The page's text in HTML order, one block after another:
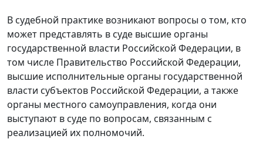
В судебной практике возникают вопросы о том, кто
может представлять в суде высшие органы
государственной власти Российской Федерации, в
том числе Правительство Российской Федерации,
высшие исполнительные органы государственной
власти субъектов Российской Федерации, а также
органы местного самоуправления, когда они
выступают в суде по вопросам, связанным с
реализацией их полномочий.